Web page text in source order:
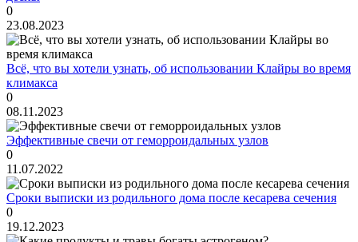
0
23.08.2023
Всё, что вы хотели узнать, об использовании Клайры во время
климакса
0
08.11.2023
Эффективные свечи от геморроидальных узлов
0
11.07.2022
Сроки выписки из родильного дома после кесарева сечения
0
19.12.2023